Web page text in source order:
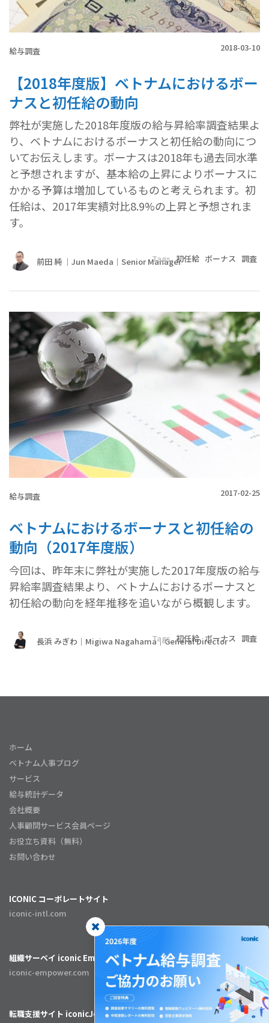
給与調査 2018-03-10
【2018年度版】ベトナムにおけるボー
ナスと初任給の動向
弊社が実施した2018年度版の給与昇給率調査結果よ
り、ベトナムにおけるボーナスと初任給の動向につ
いてお伝えします。ボーナスは2018年も過去同水準
と予想されますが、基本給の上昇によりボーナスに
かかる予算は増加しているものと考えられます。初
任給は、2017年実績対比8.9%の上昇と予想されま
す。
前田 純 ｜Jun Maeda｜Senior Manager
Tags 初任給 ボーナス 調査
給与調査 2017-02-25
ベトナムにおけるボーナスと初任給の
動向（2017年度版）
今回は、昨年末に弊社が実施した2017年度版の給与
昇給率調査結果より、ベトナムにおけるボーナスと
初任給の動向を経年推移を追いながら概観します。
長浜 みぎわ｜Migiwa Nagahama｜General Director
Tags 初任給 ボーナス 調査
ホーム
ベトナム人事ブログ
サービス
給与統計データ
会社概要
人事顧問サービス会員ページ
お役立ち資料（無料）
お問い合わせ
ICONIC コーポレートサイト
iconic-intl.com
組織サーベイ iconic Empower
iconic-empower.com
転職支援サイト iconicJob